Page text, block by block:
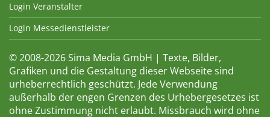
Login Veranstalter
Login Messedienstleister
© 2008-2026 Sima Media GmbH | Texte, Bilder,
Grafiken und die Gestaltung dieser Webseite sind
urheberrechtlich geschützt. Jede Verwendung
außerhalb der engen Grenzen des Urhebergesetzes ist
ohne Zustimmung nicht erlaubt. Missbrauch wird ohne